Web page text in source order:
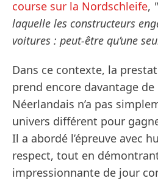
course sur la Nordschleife,
laquelle les constructeurs
voitures : peut-être qu’une
Dans ce contexte, la
prend encore davantage de
Néerlandais n’a pas
univers différent pour
Il a abordé l’épreuve avec
respect, tout en
impressionnante de jour